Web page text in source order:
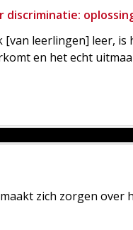
discriminatie:
[van leerlingen] leer,
en het echt
zich zorgen